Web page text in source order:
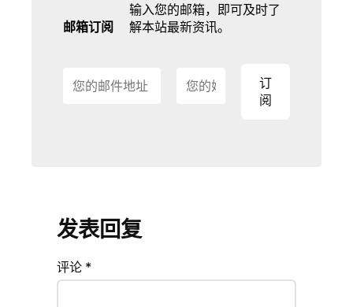
邮箱订阅
输入您的邮箱，即可及时了
解本站最新资讯。
发表回复
评论 *